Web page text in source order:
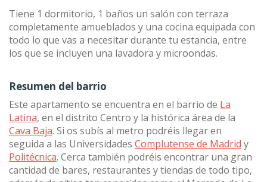
Tiene 1 dormitorio, 1 baños un salón con terraza
completamente amueblados y una cocina equipada con
todo lo que vas a necesitar durante tu estancia, entre
los que se incluyen una lavadora y microondas.
Resumen del barrio
Este apartamento se encuentra en el barrio de La
Latina, en el distrito Centro y la histórica área de la
Cava Baja. Si os subís al metro podréis llegar en
seguida a las Universidades Complutense de Madrid y
Politécnica. Cerca también podréis encontrar una gran
cantidad de bares, restaurantes y tiendas de todo tipo,